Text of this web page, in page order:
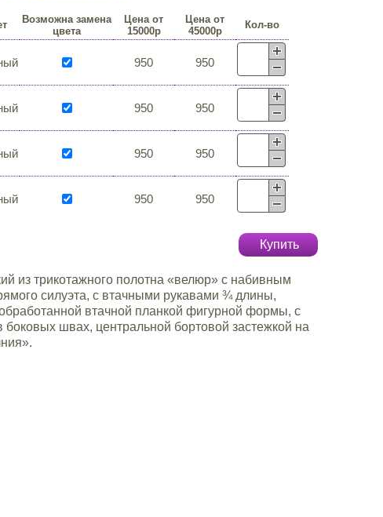
Возможна замена
цвета
Цена от
15000р
Цена от
45000р
Кол-во
950 950
950 950
950 950
950 950
Купить
из трикотажного полотна «велюр» с набивным
силуэта, с втачными рукавами ¾ длины,
втачной планкой фигурной формы, с
боковых швах, центральной бортовой застежкой на